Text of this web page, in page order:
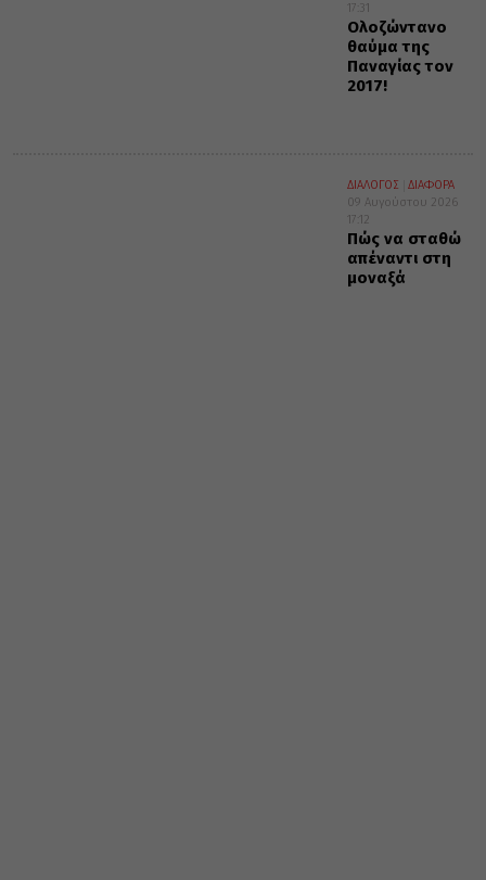
17:31
Ολοζώντανο
θαύμα της
Παναγίας τον
2017!
ΔΙΑΛΟΓΟΣ
ΔΙΑΦΟΡΑ
09 Αυγούστου 2026
17:12
Πώς να σταθώ
απέναντι στη
μοναξά